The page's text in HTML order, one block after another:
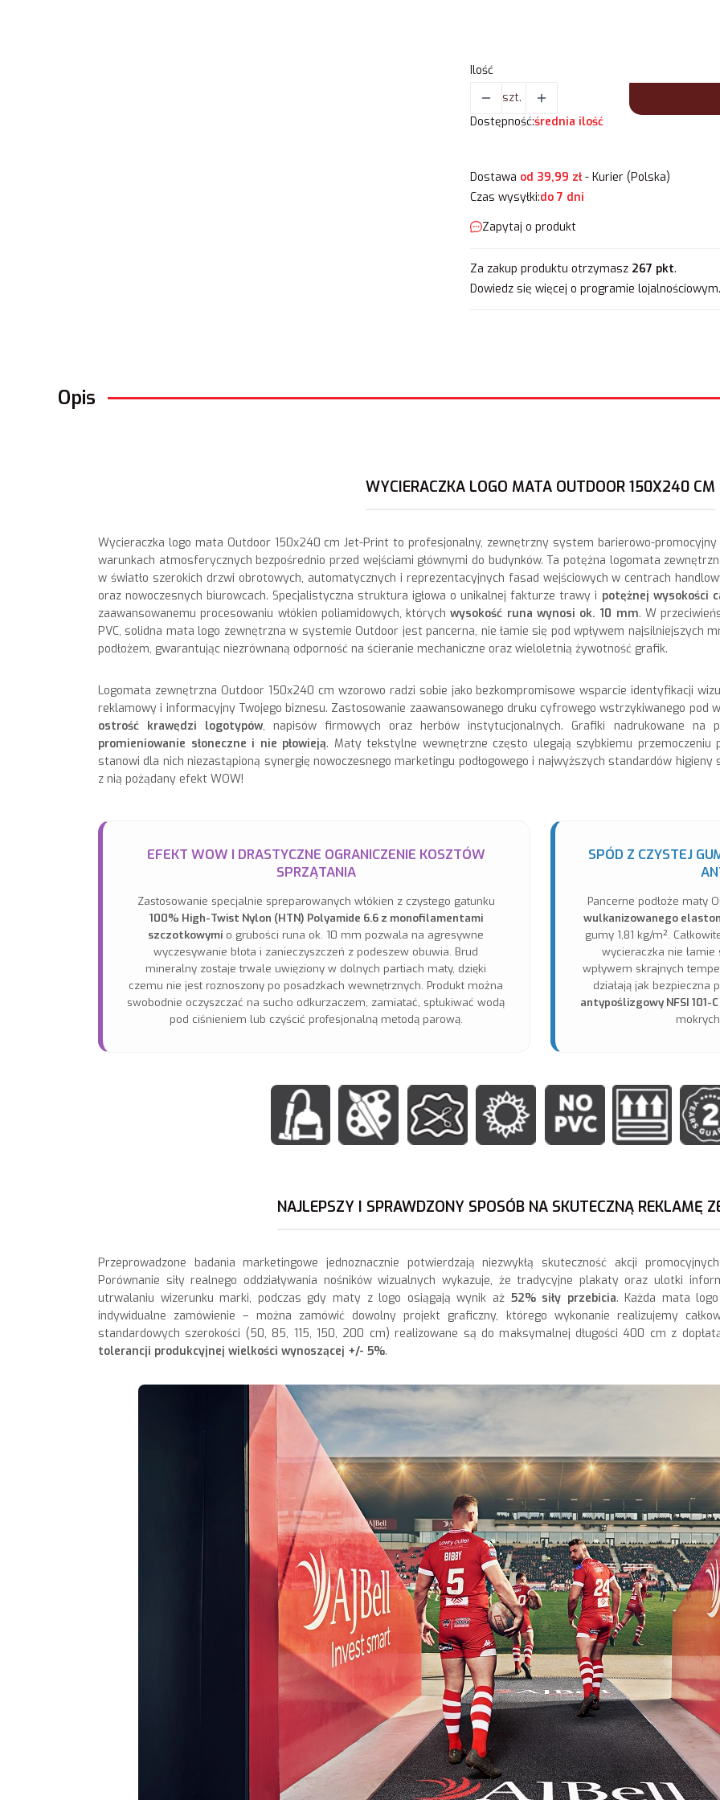
Ilość
szt.
Dostępność:średnia ilość
Dostawa od 39,99 zł- Kurier (Polska)
Czas wysyłki:do 7 dni
Zapytaj o produkt
Za zakup produktu otrzymasz 267 pkt.
Dowiedz sięwięcej o programie
Opis
WYCIERACZKA LOGO MATA OUTDOOR 150X240 CM
Wycieraczka logo mata Outdoor 150x240 cm Jet-Print to profesjonalny, zewnętrzny system barierowo-
warunkach atmosferycznych bezpośrednio przed wejściami głównymi do budynków. Ta potężna logomata
w światło szerokich drzwi obrotowych, automatycznych i reprezentacyjnych fasad wejściowych w centrach
oraz nowoczesnych biurowcach. Specjalistyczna struktura igłowa o unikalnej fakturze trawy i potężnej wysokości
zaawansowanemu procesowaniu włókien poliamidowych, którychwysokość runa wynosi ok. 10 mm. W
PVC, solidna mata logo zewnętrzna w systemie Outdoor jest pancerna, nie łamie się pod wpływem najsilniejszych
podłożem, gwarantując niezrównaną odporność na ścieranie mechaniczne oraz wieloletnią żywotność grafik.
Logomata zewnętrzna Outdoor 150x240 cm wzorowo radzi sobie jako bezkompromisowe wsparcie identyfikacji
reklamowy i informacyjny Twojego biznesu. Zastosowanie zaawansowanego druku cyfrowego wstrzykiwanego pod
ostrość krawędzi logotypów, napisów firmowych oraz herbów instytucjonalnych. Grafiki nadrukowane na
promieniowanie słoneczne i nie płowieją. Maty tekstylne wewnętrzne często ulegają szybkiemu przemoczeniu
stanowi dla nich niezastąpioną synergię nowoczesnego marketingu podłogowego i najwyższych standardów
z nią pożądany efekt WOW!
EFEKT WOW I DRASTYCZNE OGRANICZENIE KOSZTÓW
SPRZĄTANIA
Zastosowanie specjalnie spreparowanych włókien z czystego gatunku
100% High-Twist Nylon (HTN) Polyamide 6.6 z monofilamentami
szczotkowymi o grubości runa ok. 10 mm pozwala na agresywne
wyczesywanie błota i zanieczyszczeń z podeszew obuwia. Brud
mineralny zostaje trwale uwięziony w dolnych partiach maty, dzięki
czemu nie jest roznoszony po posadzkach wewnętrznych. Produkt można
swobodnie oczyszczać na sucho odkurzaczem, zamiatać, spłukiwać wodą
pod ciśnieniem lub czyścić profesjonalną metodą parową.
SPÓD Z CZYSTEJ
Pancerne podłoże maty
wulkanizowanego
gumy 1,81 kg/m².
wycieraczka nie
wpływem skrajnych
działają jak
antypoślizgowy NFSI 101-C
NAJLEPSZY I SPRAWDZONY SPOSÓB NA SKUTECZNĄ REKLAMĘ
Przeprowadzone badania marketingowe jednoznacznie potwierdzają niezwykłą skuteczność akcji
Porównanie siły realnego oddziaływania nośników wizualnych wykazuje, że tradycyjne plakaty oraz ulotki
utrwalaniu wizerunku marki, podczas gdy maty z logo osiągają wynik aż 52% siły przebicia. Każda mata
indywidualne zamówienie – można zamówić dowolny projekt graficzny, którego wykonanie realizujemy
standardowych szerokości (50, 85, 115, 150, 200 cm) realizowane są do maksymalnej długości 400 cm z
tolerancji produkcyjnej wielkości wynoszącej +/- 5%.